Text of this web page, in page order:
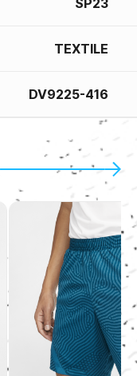
SP23
TEXTILE
DV9225-416